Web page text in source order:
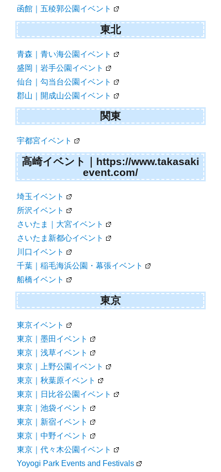
函館｜五稜郭公園イベント
東北
青森｜青い海公園イベント
盛岡｜岩手公園イベント
仙台｜勾当台公園イベント
郡山｜開成山公園イベント
関東
宇都宮イベント
高崎イベント｜https://www.takasaki
event.com/
埼玉イベント
所沢イベント
さいたま｜大宮イベント
さいたま新都心イベント
川口イベント
千葉｜稲毛海浜公園・幕張イベント
船橋イベント
東京
東京イベント
東京｜墨田イベント
東京｜浅草イベント
東京｜上野公園イベント
東京｜秋葉原イベント
東京｜日比谷公園イベント
東京｜池袋イベント
東京｜新宿イベント
東京｜中野イベント
東京｜代々木公園イベント
Yoyogi Park Events and Festivals